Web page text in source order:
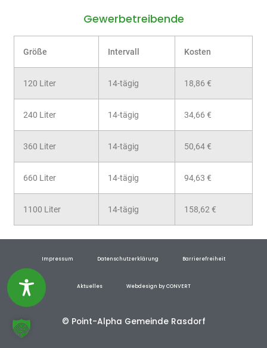
Gewerbetreibende
Größe Intervall Kosten
120 Liter 14-tägig 18,86 €
240 Liter 14-tägig 34,66 €
360 Liter 14-tägig 50,64 €
660 Liter 14-tägig 94,63 €
1100 Liter 14-tägig 158,62 €
Impressum Datenschutzerklärung Barrierefreiheit
Aktuelles Webdesign by CONVERT
© Point-Alpha Gemeinde Rasdorf